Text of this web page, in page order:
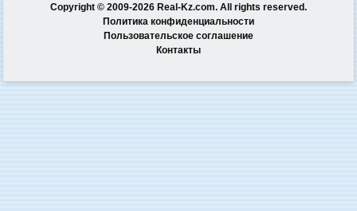
Copyright © 2009-2026 Real-Kz.com. All rights reserved.
Политика конфиденциальности
Пользовательское соглашение
Контакты